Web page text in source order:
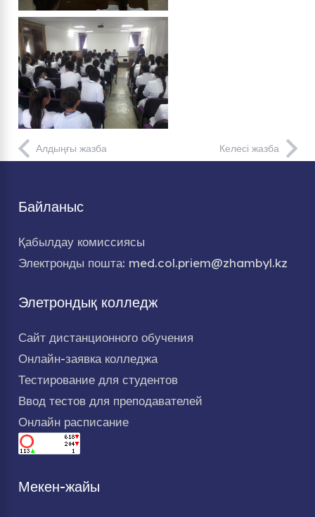
Алдыңғы жазба Келесі жазба
Байланыс
Қабылдау комиссиясы
Электронды пошта: med.col.priem@zhambyl.kz
Элетрондық колледж
Сайт дистанционного обучения
Онлайн-заявка колледжа
Тестирование для студентов
Ввод тестов для преподавателей
Онлайн расписание
Мекен-жайы